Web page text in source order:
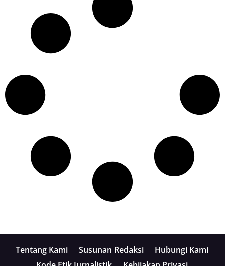
Tentang Kami Susunan Redaksi
Hubungi Kami